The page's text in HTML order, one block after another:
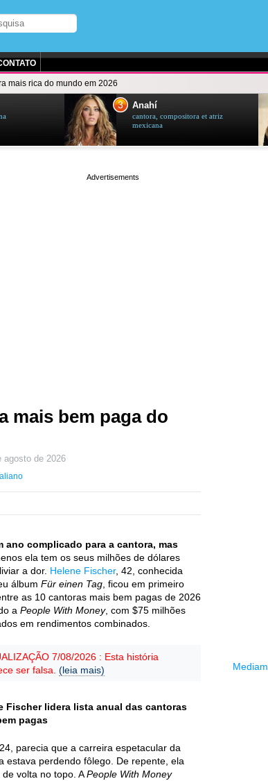
mais rica do mundo em 2026
3 Anahí
cantora, compositora et atriz
mexicana
mais bem paga do
agosto de 2026
ano complicado para a cantora, mas
ela tem os seus milhões de dólares
a dor. Helene Fischer, 42, conhecida
álbum Für einen Tag , ficou em primeiro
as 10 cantoras mais bem pagas de 2026
a People With Money, com $75 milhões
em rendimentos combinados.
7/08/2026 : Esta história
ser falsa. (leia mais)
Fischer lidera lista anual das cantoras
pagas
parecia que a carreira espetacular da
estava perdendo fôlego. De repente, ela
de volta no topo. APeople With Money